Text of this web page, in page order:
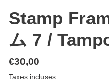
Stamp
ム 7 /
Prix
normal
€30,00
Taxes incluses.